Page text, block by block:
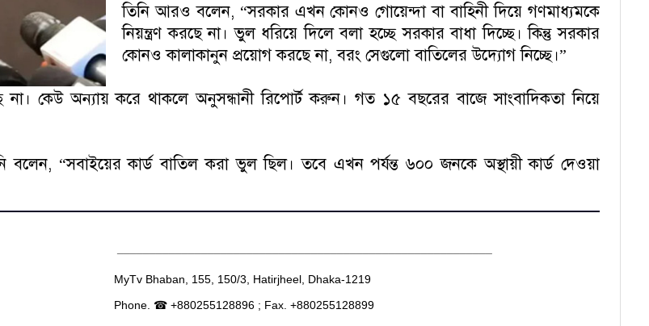
তিনি আরও বলেন, “সরকার এখন কোনও গোয়েন্দা বা বাহিনী দিয়ে গণমাধ্যমকে
নিয়ন্ত্রণ করছে না। ভুল ধরিয়ে দিলে বলা হচ্ছে সরকার বাধা দিচ্ছে। কিন্তু সরকার
কোনও কালাকানুন প্রয়োগ করছে না, বরং সেগুলো বাতিলের উদ্যোগ নিচ্ছে।”
না। কেউ অন্যায় করে থাকলে অনুসন্ধানী রিপোর্ট করুন। গত ১৫ বছরের বাজে সাংবাদিকতা নিয়ে
বলেন, “সবাইয়ের কার্ড বাতিল করা ভুল ছিল। তবে এখন পর্যন্ত ৬০০ জনকে অস্থায়ী কার্ড দেওয়া
MyTv Bhaban, 155, 150/3, Hatirjheel, Dhaka-1219
Phone. ☎ +880255128896 ; Fax. +880255128899